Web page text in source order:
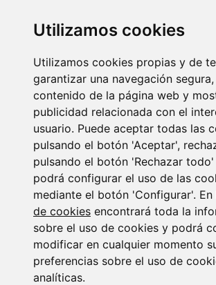
Utilizamos cookies
Utilizamos cookies propias y de
garantizar una navegación
contenido de la página web y
publicidad relacionada con el
usuario. Puede aceptar todas las
pulsando el botón 'Aceptar',
pulsando el botón 'Rechazar
podrá configurar el uso de las
mediante el botón 'Configurar'. En
de cookies encontrará toda la
sobre el uso de cookies y podrá
modificar en cualquier momento
preferencias sobre el uso de
analíticas.
Newsletter Insolvencias y
14/07/2026
Suscribirse a la
newsletter